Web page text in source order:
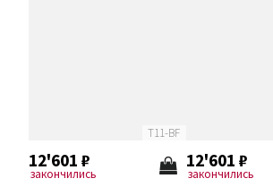
T11-BF
12'601 ₽
закончились
12'601 ₽
закончились